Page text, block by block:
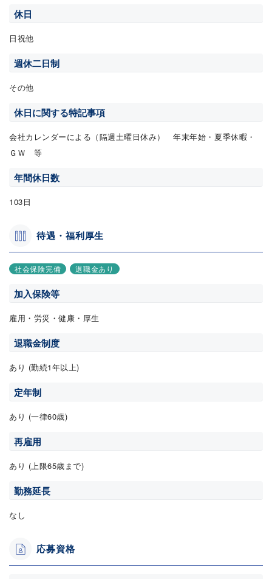
休日
日祝他
週休二日制
その他
休日に関する特記事項
会社カレンダーによる（隔週土曜日休み） 年末年始・夏季休暇・
ＧＷ 等
年間休日数
103日
待遇・福利厚生
社会保険完備 退職金あり
加入保険等
雇用・労災・健康・厚生
退職金制度
あり (勤続1年以上)
定年制
あり (一律60歳)
再雇用
あり (上限65歳まで)
勤務延長
なし
応募資格